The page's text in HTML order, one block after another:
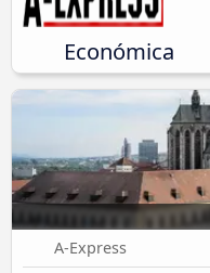
Económica
A-Express